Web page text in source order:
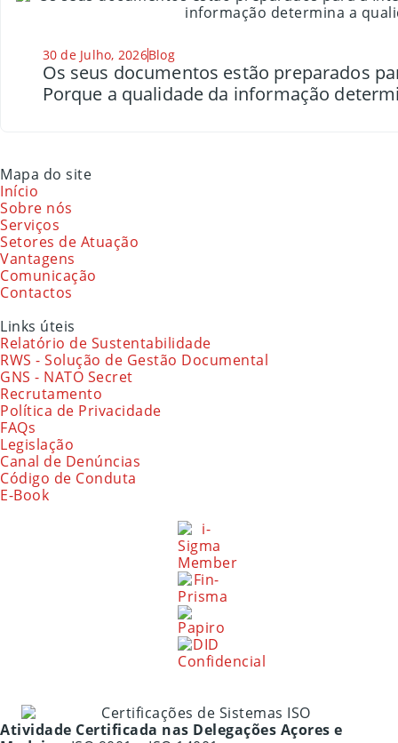
30 de Julho, 2026Blog
Os seus documentos estão preparados
Porque a qualidade da informação
Mapa do site
Início
Sobre nós
Serviços
Setores de Atuação
Vantagens
Comunicação
Contactos
Links úteis
Relatório de Sustentabilidade
RWS - Solução de Gestão Documental
GNS - NATO Secret
Recrutamento
Política de Privacidade
FAQs
Legislação
Canal de Denúncias
Código de Conduta
E-Book
Atividade Certificada nas Delegações Açores e